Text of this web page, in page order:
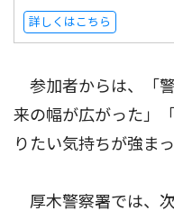
詳しくはこちら
参加者からは、「
来の幅が広がった」
りたい気持ちが強ま
厚木警察署では、